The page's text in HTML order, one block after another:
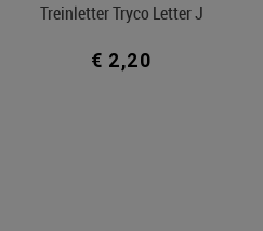
Treinletter Tryco Letter J
€ 2,20